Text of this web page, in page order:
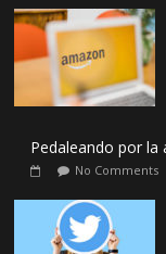
Pedaleando por la
No Comments